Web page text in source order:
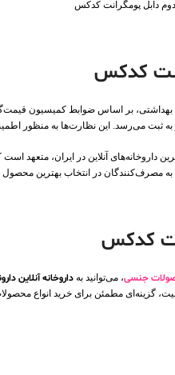
دابل پومگرانت کدکس
کدکس
بهداشتی، بر اساس ضوابط کمیسیون
به ثبت می‌رسد. این نظارت‌ها به منظور
داروخانه‌های آنلاین در ایران، متعهد است
مصرف‌کنندگان در انتخاب بهترین
کدکس
جنسی، می‌توانید به داروخانه آنلاین
گزینه‌ای مطمئن برای خرید انواع